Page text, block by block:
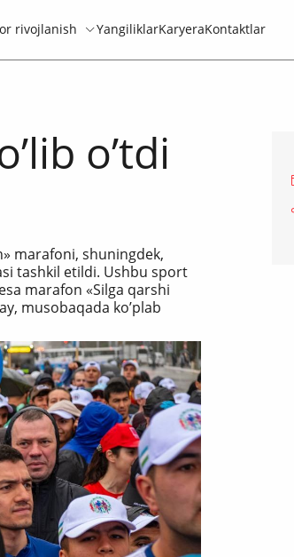
rivojlanish YangiliklarKaryeraKontaktlar
oʼtdi
marafoni, shuningdek,
tashkil etildi. Ushbu sport
marafon «Silga qarshi
musobaqada koʼplab